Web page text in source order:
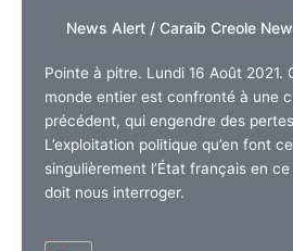
kriminèl
News Alert/ Caraib Creole
Pointe à pitre. Lundi 16 Août 2021.
monde entier est confronté à une
précédent, qui engendre des
L’exploitation politique qu’en font
singulièrement l’État français en
doit nous interroger.